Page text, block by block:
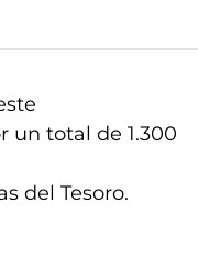
un total de 1.300
del Tesoro.